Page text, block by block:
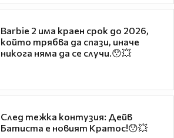
Barbie 2 има краен срок до 2026,
който трябва да спази, иначе
никога няма да се случи.😯💥
След тежка контузия: Дейв
Батиста е новият Кратос!😯💥